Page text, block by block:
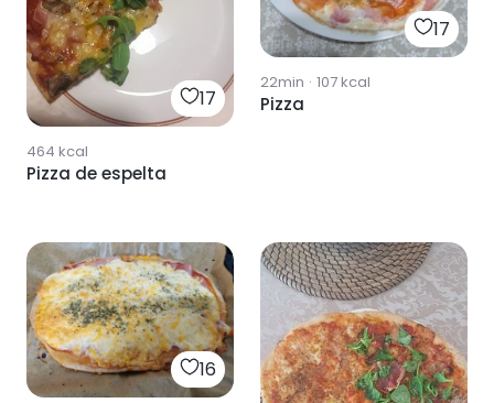
17
464 kcal
Pizza de espelta
17
22min · 107kcal
Pizza
16